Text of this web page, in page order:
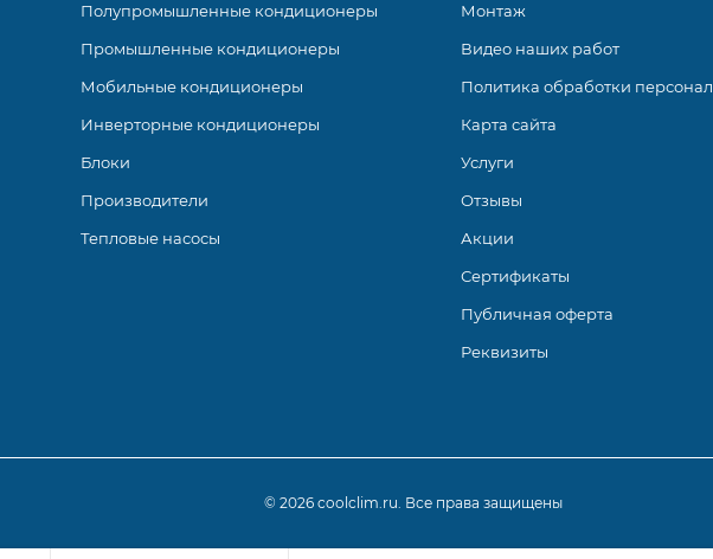
Полупромышленные кондиционеры
Промышленные кондиционеры
Мобильные кондиционеры
Инверторные кондиционеры
Блоки
Производители
Тепловые насосы
Монтаж
Видео наших работ
Политика обработки
Карта сайта
Услуги
Отзывы
Акции
Сертификаты
Публичная оферта
Реквизиты
© 2026 coolclim.ru. Все права защищены